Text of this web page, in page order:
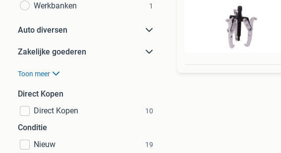
Werkbanken 1
Auto diversen
Zakelijke goederen
Toon meer
Direct Kopen
Direct Kopen
10
Conditie
Nieuw
19